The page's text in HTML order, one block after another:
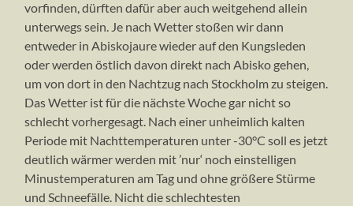
vorfinden, dürften dafür aber auch weitgehend allein
unterwegs sein. Je nach Wetter stoßen wir dann
entweder in Abiskojaure wieder auf den Kungsleden
oder werden östlich davon direkt nach Abisko gehen,
um von dort in den Nachtzug nach Stockholm zu steigen.
Das Wetter ist für die nächste Woche gar nicht so
schlecht vorhergesagt. Nach einer unheimlich kalten
Periode mit Nachttemperaturen unter -30°C soll es jetzt
deutlich wärmer werden mit ’nur‘ noch einstelligen
Minustemperaturen am Tag und ohne größere Stürme
und Schneefälle. Nicht die schlechtesten